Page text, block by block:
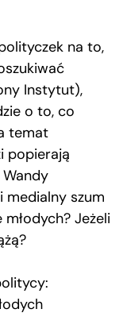
na to,
Instytut),
o to, co
temat
popierają
Wandy
medialny szum
Jeżeli